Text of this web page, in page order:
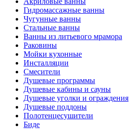
Гидромассажные ванны
Чугунные ванны
Стальные ванны
Ванны из литьевого мрамора
Раковины
Мойки кухонные
Инсталляции
Смесители
Душевые программы
Душевые кабины и сауны
Душевые уголки и ограждения
Душевые поддоны
Полотенцесушители
Биде